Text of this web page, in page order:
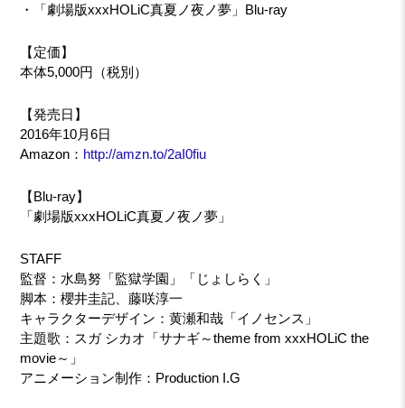
・「劇場版xxxHOLiC真夏ノ夜ノ夢」Blu-ray
【定価】
本体5,000円（税別）
【発売日】
2016年10月6日
Amazon： http://amzn.to/2aI0fiu
【Blu-ray】
「劇場版xxxHOLiC真夏ノ夜ノ夢」
STAFF
監督：水島努「監獄学園」「じょしらく」
脚本：櫻井圭記、藤咲淳一
キャラクターデザイン：黄瀬和哉「イノセンス」
主題歌：スガ シカオ「サナギ～theme from xxxHOLiC the
movie～」
アニメーション制作：Production I.G